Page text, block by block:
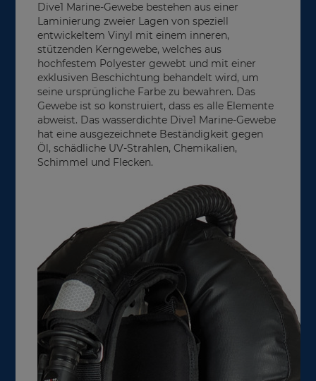
Dive1 Marine-Gewebe bestehen aus einer
Laminierung zweier Lagen von speziell
entwickeltem Vinyl mit einem inneren,
stützenden Kerngewebe, welches aus
hochfestem Polyester gewebt und mit einer
exklusiven Beschichtung behandelt wird, um
seine ursprüngliche Farbe zu bewahren. Das
Gewebe ist so konstruiert, dass es alle Elemente
abweist. Das wasserdichte Dive1 Marine-Gewebe
hat eine ausgezeichnete Beständigkeit gegen
Öl, schädliche UV-Strahlen, Chemikalien,
Schimmel und Flecken.